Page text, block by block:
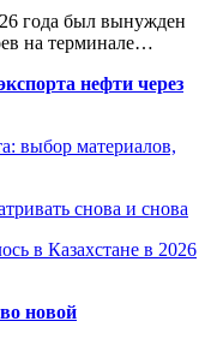
года был вынужден
на терминале…
нефти через
выбор материалов,
снова и снова
в Казахстане в 2026
новой